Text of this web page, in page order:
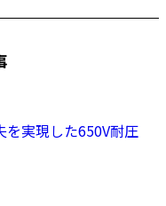
を実現した650V耐圧